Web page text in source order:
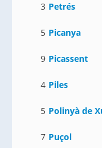
3 Petrés
5 Picanya
9 Picassent
4 Piles
5 Polinyà de
7 Puçol